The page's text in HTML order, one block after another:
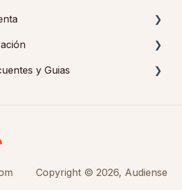
y Guias
Audiense Connect
en Audiense Connect
Copyright © 2026, Audiense